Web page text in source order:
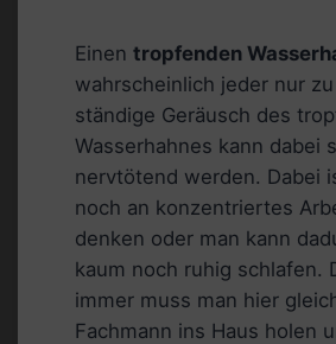
Einen tropfenden
wahrscheinlich jeder nur
ständige Geräusch des
Wasserhahnes kann dabei
nervtötend werden. Dabei
noch an konzentriertes
denken oder man kann
kaum noch ruhig schlafen.
immer muss man hier
Fachmann ins Haus holen